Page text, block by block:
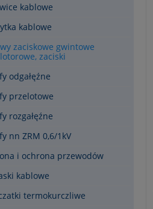
kablowe
kablowe
zaciskowe gwintowe
zaciski
odgałęźne
przelotowe
rozgałęźne
nn ZRM 0,6/1kV
i ochrona przewodów
kablowe
termokurczliwe